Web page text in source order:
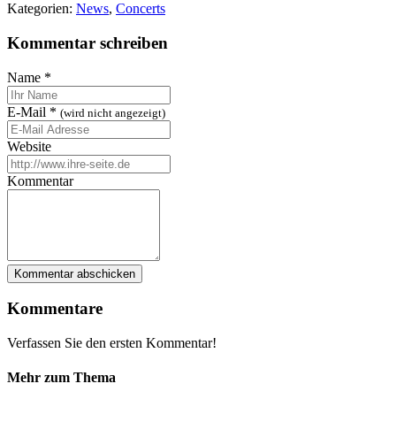
Kategorien: News, Concerts
Kommentar schreiben
Name *
E-Mail * (wird nicht angezeigt)
Website
Kommentar
Kommentare
Verfassen Sie den ersten Kommentar!
Mehr zum Thema